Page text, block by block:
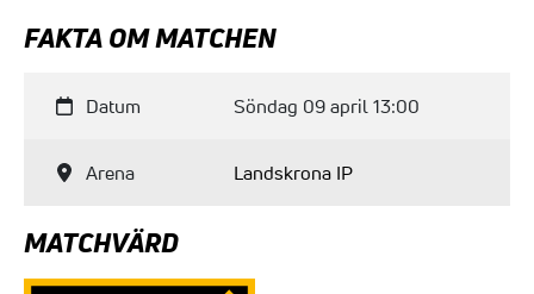
FAKTA OM MATCHEN
Datum Söndag 09 april 13:00
Arena Landskrona IP
MATCHVÄRD